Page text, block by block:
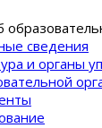
сведения
и органы